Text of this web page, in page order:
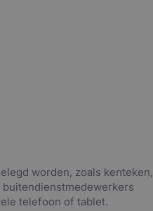
worden, zoals kenteken,
buitendienstmedewerkers
telefoon of tablet.